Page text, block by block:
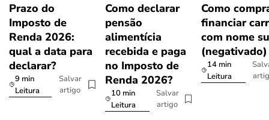
Prazo do
Imposto de
Renda 2026:
qual a data para
declarar?
9 min
Leitura
Salvar
artigo
Como declarar
pensão
alimentícia
recebida e paga
no Imposto de
Renda 2026?
10 min
Leitura
Salvar
artigo
Como
financiar
com nome
(negativado)
14 min
Leitura